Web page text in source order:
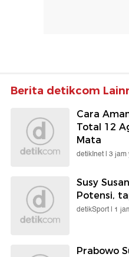
Berita detikcom
Cara
Total 12
Mata
detikInet | 3 jam
Susy
Potensi,
detikSport | 1
Prabowo